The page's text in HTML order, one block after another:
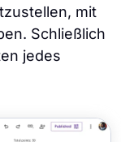
mit
Schließlich
jedes